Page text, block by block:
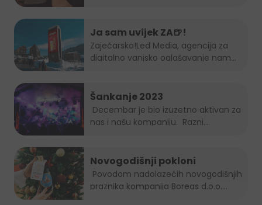
Ja sam uvijek ZA🍺!
Zaječarsko!Led Media, agencija za
digitalno vanjsko oglašavanje nam
Šankanje 2023
nas i našu kompaniju. Razni...
Novogodišnji pokloni
praznika kompanija Boreas d.o.o....